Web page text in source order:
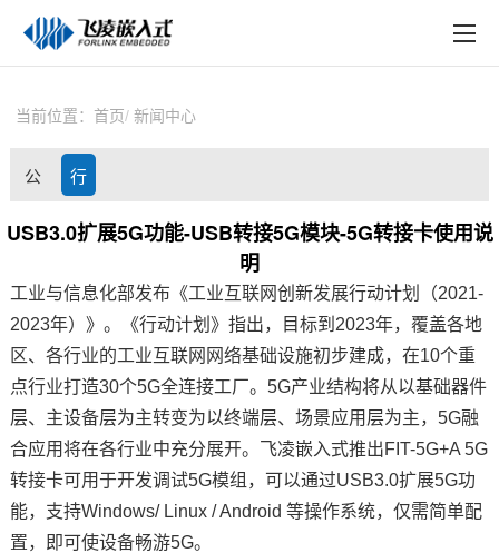
技术与支持
在线文档
方案定制
关于飞凌
天猫商城
淘宝商城
新闻中心
技术论坛
在线购买
当前位置： 首页 新闻中心
公
司
态
行
业
讯
USB3.0扩展5G功能-USB转接5G模块-5G转接卡使用说
明
工业与信息化部发布《工业互联网创新发展行动计划（2021-
2023年）》。《行动计划》指出，目标到2023年，覆盖各地
区、各行业的工业互联网网络基础设施初步建成，在10个重
点行业打造30个5G全连接工厂。5G产业结构将从以基础器件
层、主设备层为主转变为以终端层、场景应用层为主，5G融
合应用将在各行业中充分展开。 飞凌嵌入式推出FIT-5G+A 5G
转接卡可用于开发调试5G模组 ， 可以通过USB3.0扩展5G功
能， 支持Windows/ Linux / Android 等操作系统，仅需简单配
置，即可使设备畅游5G。